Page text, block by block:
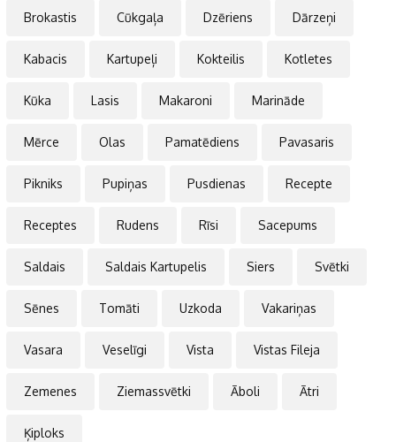
Brokastis Cūkgaļa Dzēriens Dārzeņi
Kabacis Kartupeļi Kokteilis Kotletes
Kūka Lasis Makaroni Marināde
Mērce Olas Pamatēdiens Pavasaris
Pikniks Pupiņas Pusdienas Recepte
Receptes Rudens Rīsi Sacepums
Saldais Saldais Kartupelis Siers Svētki
Sēnes Tomāti Uzkoda Vakariņas
Vasara Veselīgi Vista Vistas Fileja
Zemenes Ziemassvētki Āboli Ātri
Ķiploks